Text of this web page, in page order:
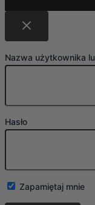
Nazwa użytkownika
Hasło
Zapamiętaj mnie